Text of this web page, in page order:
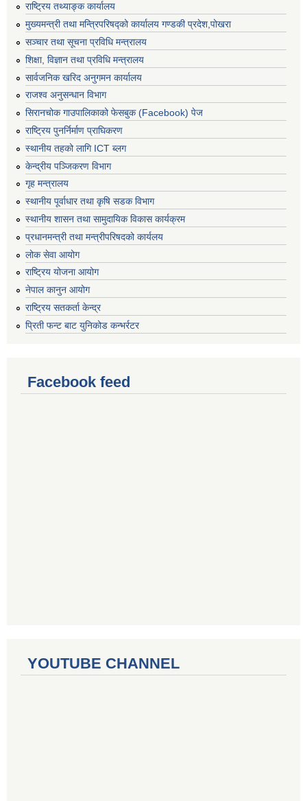
राष्ट्रिय तथ्याङ्क कार्यालय
मुख्यमन्त्री तथा मन्त्रिपरिषद्को कार्यालय गण्डकी प्रदेश,पोखरा
सञ्‍चार तथा सूचना प्रविधि मन्त्रालय
शिक्षा, विज्ञान तथा प्रविधि मन्त्रालय
सार्वजनिक खरिद अनुगमन कार्यालय
राजश्व अनुसन्धान विभाग
सिरानचोक गाउपालिकाको फेसबुक (Facebook) पेज
राष्ट्रिय पुनर्निर्माण प्राघिकरण
स्थानीय तहको लागि ICT ब्लग
केन्द्रीय पञ्जिकरण विभाग
गृह मन्त्रालय
स्थानीय पूर्वाधार तथा कृषि सडक विभाग
स्थानीय शासन तथा सामुदायिक विकास कार्यक्रम
प्रधानमन्त्री तथा मन्त्रीपरिषदको कार्यलय
लोक सेवा आयोग
राष्ट्रिय योजना आयोग
नेपाल कानुन आयोग
राष्ट्रिय सतकर्ता केन्द्र
प्रिती फन्ट बाट युनिकोड कन्भर्रटर
Facebook feed
YOUTUBE CHANNEL